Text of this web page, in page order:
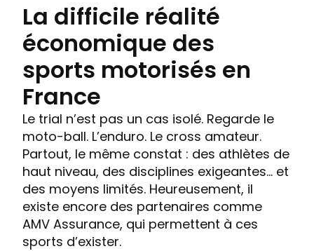
La difficile réalité
économique des
sports motorisés en
France
Le trial n’est pas un cas isolé. Regarde le
moto-ball. L’enduro. Le cross amateur.
Partout, le même constat : des athlètes de
haut niveau, des disciplines exigeantes… et
des moyens limités. Heureusement, il
existe encore des partenaires comme
AMV Assurance, qui permettent à ces
sports d’exister.